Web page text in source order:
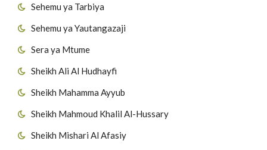
Sehemu ya Tarbiya
Sehemu ya Yautangazaji
Sera ya Mtume
Sheikh Ali Al Hudhayfi
Sheikh Mahamma Ayyub
Sheikh Mahmoud Khalil Al-Hussary
Sheikh Mishari Al Afasiy